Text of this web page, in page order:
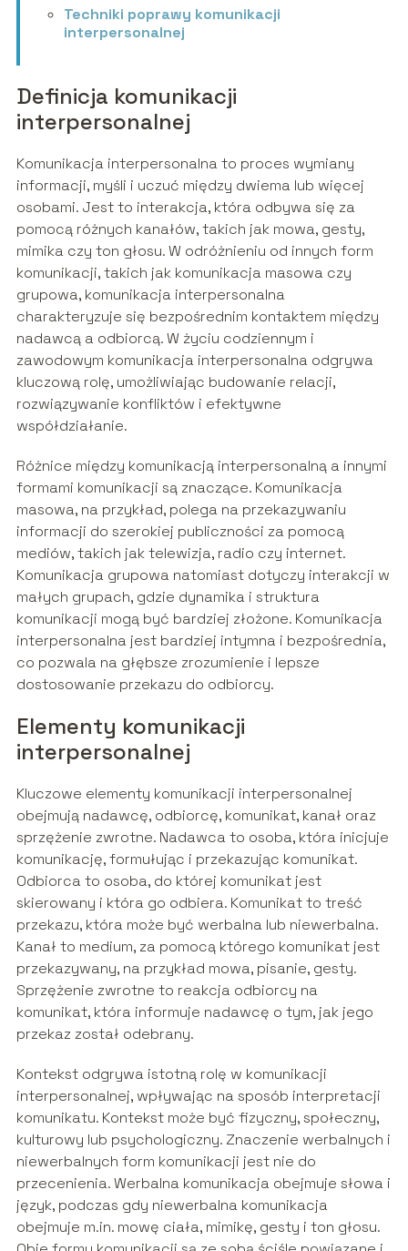
Techniki poprawy komunikacji
interpersonalnej
Definicja komunikacji
interpersonalnej
Komunikacja interpersonalna to proces wymiany
informacji, myśli i uczuć między dwiema lub więcej
osobami. Jest to interakcja, która odbywa się za
pomocą różnych kanałów, takich jak mowa, gesty,
mimika czy ton głosu. W odróżnieniu od innych form
komunikacji, takich jak komunikacja masowa czy
grupowa, komunikacja interpersonalna
charakteryzuje się bezpośrednim kontaktem między
nadawcą a odbiorcą. W życiu codziennym i
zawodowym komunikacja interpersonalna odgrywa
kluczową rolę, umożliwiając budowanie relacji,
rozwiązywanie konfliktów i efektywne
współdziałanie.
Różnice między komunikacją interpersonalną a innymi
formami komunikacji są znaczące. Komunikacja
masowa, na przykład, polega na przekazywaniu
informacji do szerokiej publiczności za pomocą
mediów, takich jak telewizja, radio czy internet.
Komunikacja grupowa natomiast dotyczy interakcji w
małych grupach, gdzie dynamika i struktura
komunikacji mogą być bardziej złożone. Komunikacja
interpersonalna jest bardziej intymna i bezpośrednia,
co pozwala na głębsze zrozumienie i lepsze
dostosowanie przekazu do odbiorcy.
Elementy komunikacji
interpersonalnej
Kluczowe elementy komunikacji interpersonalnej
obejmują nadawcę, odbiorcę, komunikat, kanał oraz
sprzężenie zwrotne. Nadawca to osoba, która inicjuje
komunikację, formułując i przekazując komunikat.
Odbiorca to osoba, do której komunikat jest
skierowany i która go odbiera. Komunikat to treść
przekazu, która może być werbalna lub niewerbalna.
Kanał to medium, za pomocą którego komunikat jest
przekazywany, na przykład mowa, pisanie, gesty.
Sprzężenie zwrotne to reakcja odbiorcy na
komunikat, która informuje nadawcę o tym, jak jego
przekaz został odebrany.
Kontekst odgrywa istotną rolę w komunikacji
interpersonalnej, wpływając na sposób interpretacji
komunikatu. Kontekst może być fizyczny, społeczny,
kulturowy lub psychologiczny. Znaczenie werbalnych i
niewerbalnych form komunikacji jest nie do
przecenienia. Werbalna komunikacja obejmuje słowa i
język, podczas gdy niewerbalna komunikacja
obejmuje m.in. mowę ciała, mimikę, gesty i ton głosu.